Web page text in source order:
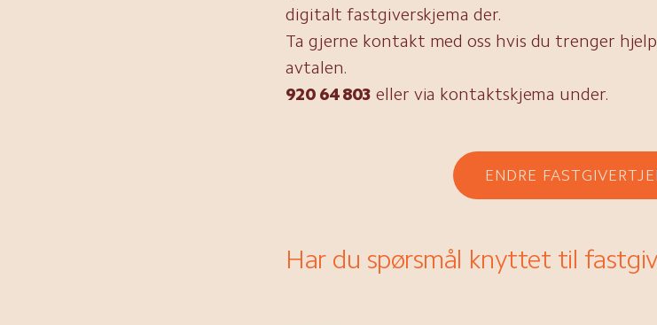
digitalt fastgiverskjema der.
Ta gjerne kontakt med oss hvis du trenger
avtalen.
920 64 803 eller via kontaktskjema under.
ENDRE
Har du spørsmål knyttet til